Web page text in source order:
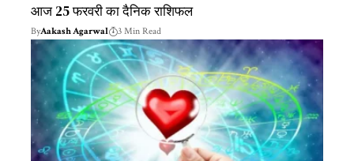
आज 25 फरवरी का दैनिक राशिफल
ByAakash Agarwal 3 Min Read